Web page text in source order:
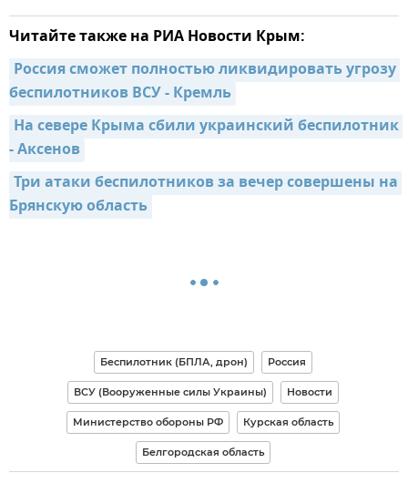
Читайте также на РИА Новости Крым:
Россия сможет полностью ликвидировать угрозу
беспилотников ВСУ - Кремль
На севере Крыма сбили украинский беспилотник
- Аксенов
Три атаки беспилотников за вечер совершены на
Брянскую область
Беспилотник (БПЛА, дрон) Россия
ВСУ (Вооруженные силы Украины) Новости
Министерство обороны РФ Курская область
Белгородская область